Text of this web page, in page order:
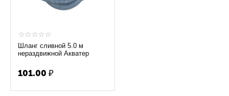
Шланг сливной 5.0 м
нераздвижной Акватер
101.00 ₽